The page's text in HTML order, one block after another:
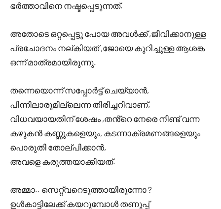
ഭർത്താവിനെ നഷ്ടപ്പെടുന്നത്.
അതോടെ ഒറ്റപ്പെട്ടു പോയ അവൾക്ക് ,ജീവിക്കാനുള്ള
പ്രചോദനം നല്കിയത് ,ജോയെ കുറിച്ചുള്ള ആശങ്ക
ഒന്ന് മാത്രമായിരുന്നു.
തന്നെയൊന്ന് സപ്പോർട്ട് ചെയ്യാൻ,
പിന്നിലാരുമില്ലെന്ന തിരിച്ചറിവാണ്,
വിധവയായതിന് ശേഷം ,തൻ്റെ നേരെ നീണ്ട് വന്ന
കഴുകൻ കണ്ണുകളെയും, കടന്നാക്രമണങ്ങളെയും
പൊരുതി തോല്പിക്കാൻ,
അവളെ കരുത്തയാക്കിയത്.
അമ്മാ.. സെറ്റ്വറെടുത്തായിരുന്നോ ?
ഉൾകാട്ടിലേക്ക് കയറുമ്പോൾ തണുപ്പ്